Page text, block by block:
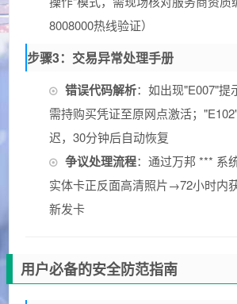
8008000热线验证）
步骤3：交易异常处理手册
错误代码解析：如出现"E007"提
需持购买凭证至原网点激活；
迟，30分钟后自动恢复
争议处理流程：通过万邦 *** 系
实体卡正反面高清照片→72小时内
新发卡
用户必备的安全防范指南